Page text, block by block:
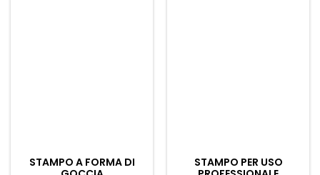
STAMPO A FORMA DI
STAMPO PER USO